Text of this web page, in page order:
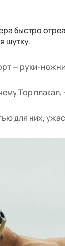
быстро
шутку.
— руки-
Тор
для них,